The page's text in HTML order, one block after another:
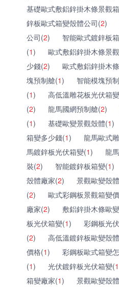
基礎歐式敷鋁鋅掛木條景觀
鋅板歐式箱變殼體公司(2)
公司(2) 智能歐式鍍鋅板
(1) 歐式敷鋁鋅掛木條景
少錢(2) 歐式敷鋁鋅掛木
塊預制艙(1) 智能模塊預
(1) 高低溫雕花板光伏箱
(2) 龍馬國網預制艙(2)
(1) 基礎歐變景觀殼體(1)
箱變多少錢(1) 龍馬歐式
馬鍍鋅板光伏箱變(1) 龍
裝(2) 智能鍍鋅板箱變(1)
殼體廠家(2) 景觀歐變殼
(2) 歐式彩鋼板景觀箱變
廠家(2) 敷鋁鋅掛木條歐
板光伏箱變(1) 彩鋼板光
(2) 高低溫鍍鋅板歐變殼
價格(1) 彩鋼板歐式箱變
(1) 光伏鍍鋅板光伏箱變(1
箱變廠家(1) 景觀歐變殼